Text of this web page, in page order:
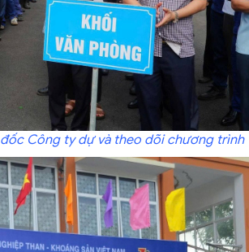
Công ty dự và theo dõi chương trình